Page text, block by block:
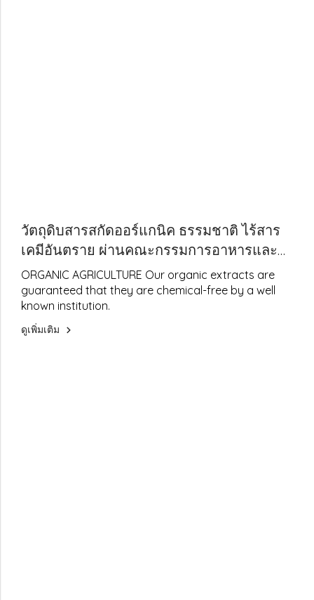
วัตถุดิบสารสกัดออร์แกนิค ธรรมชาติ ไร้สาร
เคมีอันตราย ผ่านคณะกรรมการอาหารและ
ยา(อย.)มีเลขจดแจ้ง(FDA)
ORGANIC AGRICULTURE Our organic extracts are
guaranteed that they are chemical-free by a well
known institution.
ดูเพิ่มเติม